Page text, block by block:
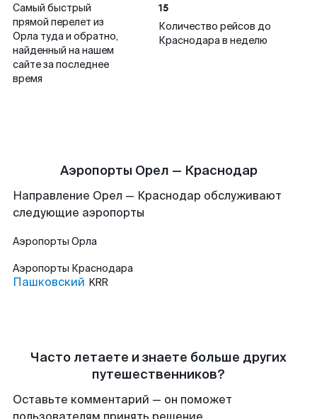
Самый быстрый
прямой перелет из
Орла туда и обратно,
найденный на нашем
сайте за последнее
время
15
Количество рейсов до
Краснодара в неделю
Аэропорты Орел — Краснодар
Направление Орел — Краснодар обслуживают
следующие аэропорты
Аэропорты Орла
Аэропорты Краснодара
Пашковский KRR
Часто летаете и знаете больше других
путешественников?
Оставьте комментарий — он поможет